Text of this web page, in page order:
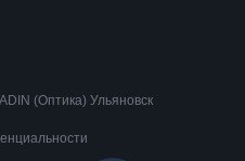
(Оптика) Ульяновск